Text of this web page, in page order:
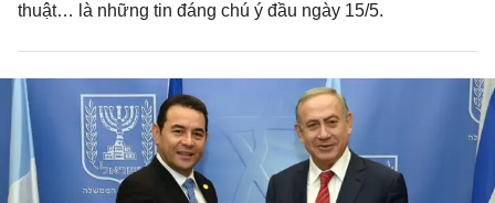
thuật… là những tin đáng chú ý đầu ngày 15/5.